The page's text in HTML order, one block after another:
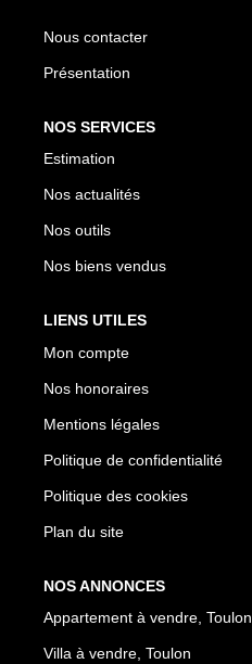
Nous contacter
Présentation
NOS SERVICES
Estimation
Nos actualités
Nos outils
Nos biens vendus
LIENS UTILES
Mon compte
Nos honoraires
Mentions légales
Politique de confidentialité
Politique des cookies
Plan du site
NOS ANNONCES
Appartement à vendre, Toulon
Villa à vendre, Toulon